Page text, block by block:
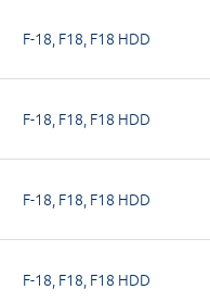
F-18, F18, F18 HDD
F-18, F18, F18 HDD
F-18, F18, F18 HDD
F-18, F18, F18 HDD